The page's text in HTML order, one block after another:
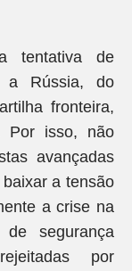
tentativa de
a Rússia, do
fronteira,
Por isso, não
avançadas
a tensão
a crise na
segurança
por